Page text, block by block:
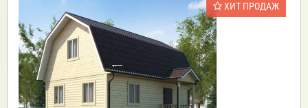
ХИТ ПРОДАЖ